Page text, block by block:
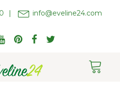
| info@eveline24.com